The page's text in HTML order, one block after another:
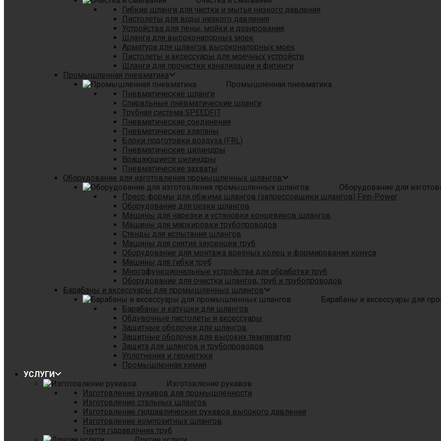
Гибкие шланги для чистки и мытья низкого давления
Пистолеты для воды низкого давления
Устройства для пены, мойки и дозирования
Шланги для высоконапорных моек
Арматура для шлангов высоконапорных моек
Пистолеты и аксессуары для моечных устройств
Шланги для прочистки канализации и фитинги
Промышленная пневматика
Промышленная пневматика
Пневматические шланги
Спиральные пневматические шланги
Tрубная система SPEEDFIT
Пневматические соединения
Пневматические клапаны
Блоки подготовки воздуха (FRL)
Пневматические цилиндры
Вращающиеся цилиндры
Пневматические захваты
Оборудование для изготовления промышленных шлангов
Оборудование для
Пресс-формы для обжима шлангов (запрессовщики шлангов) Finn-Power
Оборудование для резки шлангов
Машины для нарезки и установки концевиков шлангов
Машины для маркировки трубопроводов
Стенды для испытания шлангов
Машины для снятия заусенцев труб
Оборудование для монтажа врезных колец и формирования конуса
Машины для гибки труб
Многофункциональные устройства для обработки труб
Оборудование для очистки шлангов, труб и трубопроводов
Барабаны и аксессуары для промышленных шлангов
Барабаны и аксессуары для
Барабаны и катушки для шлангов
Обдувочные пистолеты и аксессуары
Защитные оболочки для шлангов
Защитные оболочки для высоких температур
Защита для шлангов и трубопроводов
Уплотнения и герметики
Промышленная химия
УСЛУГИ
Изготовление рукавов
Изготовление рукавов для промышленности
Изготовление стальных шлангов
Изготовление гидравлических рукавов высокого давления
Изготовление композитных шлангов
Гнуття гідравлічних труб